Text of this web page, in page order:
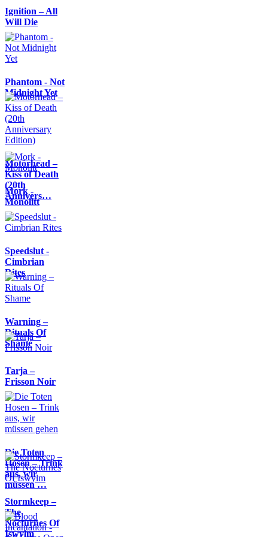
Ignition – All
Will Die
Phantom - Not
Midnight Yet
Motörhead –
Kiss of Death
(20th
Annivers…
Mork -
Monolitt
Speedslut -
Cimbrian
Rites
Warning –
Rituals Of
Shame
Tarja –
Frisson Noir
Die Toten
Hosen – Trink
aus, wir
müssen …
Stormkeep –
The
Nocturnes Of
Iswylm